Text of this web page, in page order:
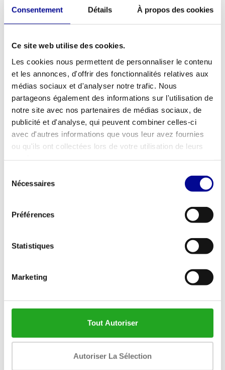
Consentement Détails À propos des cookies
Ce site web utilise des cookies.
Les cookies nous permettent de personnaliser le contenu
et les annonces, d'offrir des fonctionnalités relatives aux
médias sociaux et d'analyser notre trafic. Nous
partageons également des informations sur l'utilisation de
notre site avec nos partenaires de médias sociaux, de
publicité et d'analyse, qui peuvent combiner celles-ci
avec d'autres informations que vous leur avez fournies
ou qu'ils ont collectées lors de votre utilisation de leurs
Nécessaires
Préférences
Statistiques
Marketing
Tout Autoriser
Autoriser La Sélection
Life Fitness IC5 avec MyRide
Life Fitness Powermill Climber
Life Fitness MJ5
Taxes incluses
Life Fitness Vélo droit Life
Life Fitness banc multi-